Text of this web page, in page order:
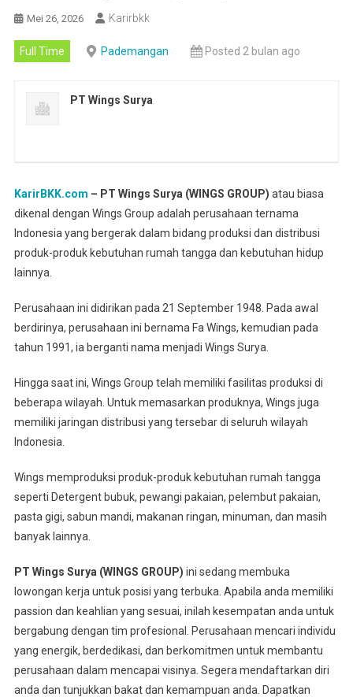
Mei 26, 2026 Karirbkk
Full Time Pademangan Posted 2 bulan ago
PT Wings Surya
KarirBKK.com – PT Wings Surya (WINGS GROUP) atau biasa
dikenal dengan Wings Group adalah perusahaan ternama
Indonesia yang bergerak dalam bidang produksi dan distribusi
produk-produk kebutuhan rumah tangga dan kebutuhan hidup
lainnya.
Perusahaan ini didirikan pada 21 September 1948. Pada awal
berdirinya, perusahaan ini bernama Fa Wings, kemudian pada
tahun 1991, ia berganti nama menjadi Wings Surya.
Hingga saat ini, Wings Group telah memiliki fasilitas produksi di
beberapa wilayah. Untuk memasarkan produknya, Wings juga
memiliki jaringan distribusi yang tersebar di seluruh wilayah
Indonesia.
Wings memproduksi produk-produk kebutuhan rumah tangga
seperti Detergent bubuk, pewangi pakaian, pelembut pakaian,
pasta gigi, sabun mandi, makanan ringan, minuman, dan masih
banyak lainnya.
PT Wings Surya (WINGS GROUP) ini sedang membuka
lowongan kerja untuk posisi yang terbuka. Apabila anda memiliki
passion dan keahlian yang sesuai, inilah kesempatan anda untuk
bergabung dengan tim profesional. Perusahaan mencari individu
yang energik, berdedikasi, dan berkomitmen untuk membantu
perusahaan dalam mencapai visinya. Segera mendaftarkan diri
anda dan tunjukkan bakat dan kemampuan anda. Dapatkan